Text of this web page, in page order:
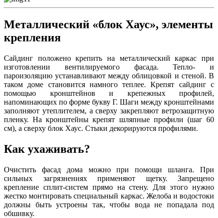
Металлический «блок Хаус», элементы
крепления
Сайдинг положено крепить на металлический каркас при
изготовлении вентилируемого фасада. Тепло- и
пароизоляцию устанавливают между облицовкой и стеной. В
таком доме становится намного теплее. Крепят сайдинг с
помощью кронштейнов и крепежных профилей,
напоминающих по форме букву Г. Шаги между кронштейнами
заполняют утеплителем, а сверху закрепляют ветрозащитную
пленку. На кронштейны крепят шляпные профили (шаг 60
см), а сверху блок Хаус. Стыки декорируются профилями.
Как ухаживать?
Очистить фасад дома можно при помощи шланга. При
сильных загрязнениях применяют щетку. Запрещено
крепление сплит-систем прямо на стену. Для этого нужно
жестко монтировать специальный каркас. Желоба и водостоки
должны быть устроены так, чтобы вода не попадала под
обшивку.